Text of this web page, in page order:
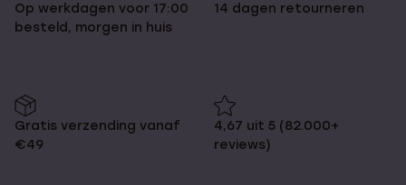
Op werkdagen voor 17:00
besteld, morgen in huis
14 dagen retourneren
Gratis verzending vanaf
€49
4,67 uit 5 (82.000+
reviews)